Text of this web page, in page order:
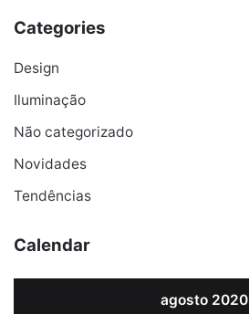
Categories
Design
Iluminação
Não categorizado
Novidades
Tendências
Calendar
agosto 2020